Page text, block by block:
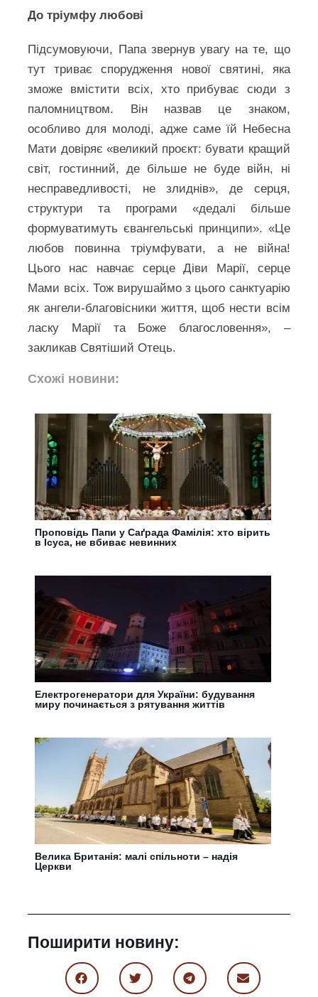
До тріумфу любові
Підсумовуючи, Папа звернув увагу на те, що
тут триває спорудження нової святині, яка
зможе вмістити всіх, хто прибуває сюди з
паломництвом. Він назвав це знаком,
особливо для молоді, адже саме їй Небесна
Мати довіряє «великий проєкт: бувати кращий
світ, гостинний, де більше не буде війн, ні
несправедливості, не злиднів», де серця,
структури та програми «дедалі більше
формуватимуть євангельські принципи». «Це
любов повинна тріумфувати, а не війна!
Цього нас навчає серце Діви Марії, серце
Мами всіх. Тож вирушаймо з цього санктуарію
як ангели-благовісники життя, щоб нести всім
ласку Марії та Боже благословення», –
закликав Святіший Отець.
Схожі новини:
Проповідь Папи у Саґрада Фамілія: хто вірить
в Ісуса, не вбиває невинних
Електрогенератори для України: будування
миру починається з рятування життів
Велика Британія: малі спільноти – надія
Церкви
Поширити новину: